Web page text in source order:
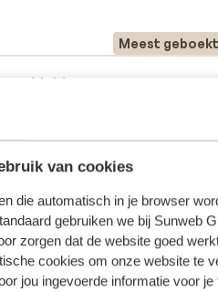
van cookies
die automatisch in je browser
gebruiken we bij Sunweb
zorgen dat de website goed
cookies om onze website te
jou ingevoerde informatie voor je
Meest
åt stående 3 dagar,
åt stående 3 dagar,
Alleen